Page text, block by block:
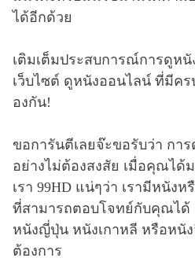
ได้อีกด้วย
เติมเต็มประสบการณ์การดูห
เว็บไซต์ ดูหนังออนไลน์ ที่มีคร
องกัน!
ขอการันตีเลยจ๊ะขอรับว่า กา
อย่างไม่ต้องสงสัย เมื่อคุณได้
เรา 99HD แน่ๆว่า เรามีหนัง
ที่สามารถตอบโจทย์กับคุณได้
หนังญี่ปุ่น หนังเกาหลี หรือหนั
ต้องการ